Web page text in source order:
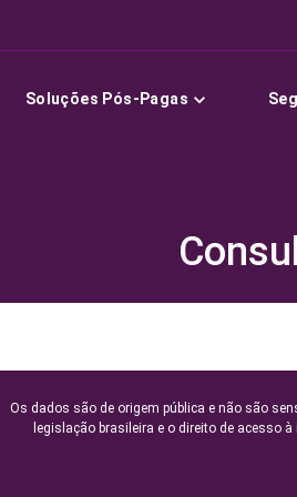
Soluções Pós-Pagas
Os dados são de origem pública e não são
legislação brasileira e o direito de acesso